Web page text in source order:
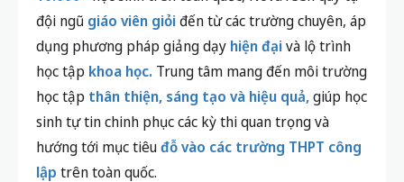
học tập thân thiện, sáng tạo và hiệu quả,giúp học
sinh tự tin chinh phục các kỳ thi quan trọng và
hướng tới mục tiêuđỗ vào các trường THPT công
lậptrên toàn quốc.
ĐỊA CHỈ CÁC CƠ SỞ CỦA NOVATEEN
Cơ sở 1: Số 22 Thành Công, P. Giảng Võ, Hà